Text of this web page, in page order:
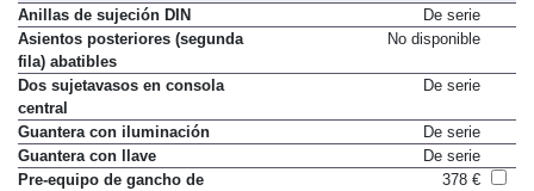
Anillas de sujeción DIN
De serie
Asientos posteriores (segunda
fila) abatibles
No disponible
Dos sujetavasos en consola
central
De serie
Guantera con iluminación
De serie
Guantera con llave
De serie
Pre-equipo de gancho de
378 €